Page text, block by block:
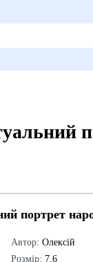
портрет
Автор: Олексій
Розмір: 7.6